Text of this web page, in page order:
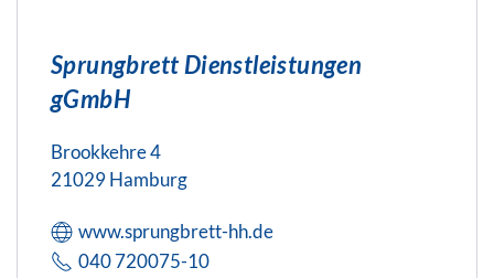
Sprungbrett Dienstleistungen
gGmbH
Brookkehre 4
21029 Hamburg
www.sprungbrett-hh.de
040 720075-10